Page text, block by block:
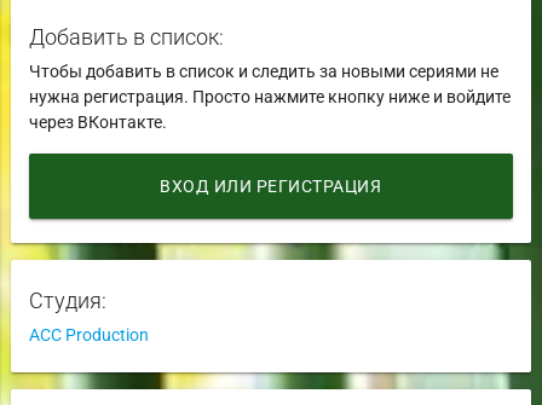
Добавить в список:
Чтобы добавить в список и следить за новыми сериями не
нужна регистрация. Просто нажмите кнопку ниже и войдите
через ВКонтакте.
ВХОД ИЛИ РЕГИСТРАЦИЯ
Студия:
ACC Production